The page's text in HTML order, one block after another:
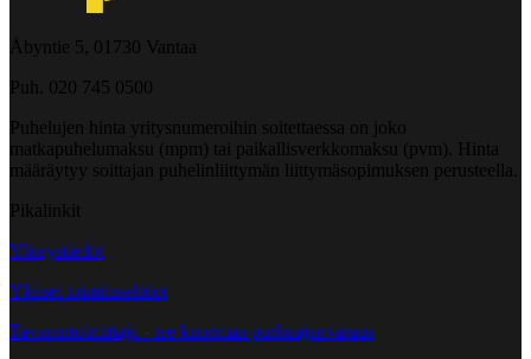
Åbyntie 5, 01730 Vantaa
Puh. 020 745 0500
Puhelujen hinta yritysnumeroihin soitettaessa on joko
matkapuhelumaksu (mpm) tai paikallisverkkomaksu (pvm). Hinta
määräytyy soittajan puhelinliittymän liittymäsopimuksen perusteella.
Pikalinkit
Yhteystiedot
Yleiset toimitusehdot
Tavarantoimittaja - tee kuorman purkuajanvaraus